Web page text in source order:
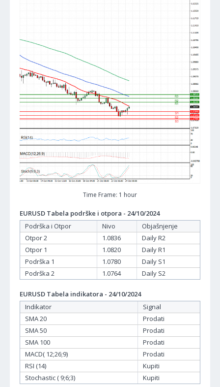
Time Frame: 1 hour
EURUSD Tabela podrške i otpora - 24/10/2024
Podrška i Otpor
Nivo
Objašnjenje
Otpor 2
1.0836
Daily R2
Otpor 1
1.0820
Daily R1
Podrška 1
1.0780
Daily S1
Podrška 2
1.0764 Daily S2
EURUSD Tabela indikatora - 24/10/2024
Indikator
Signal
SMA 20
Prodati
SMA 50
Prodati
SMA 100
Prodati
MACD( 12;26;9)
Prodati
RSI (14)
Kupiti
Stochastic ( 9;6;3)
Kupiti